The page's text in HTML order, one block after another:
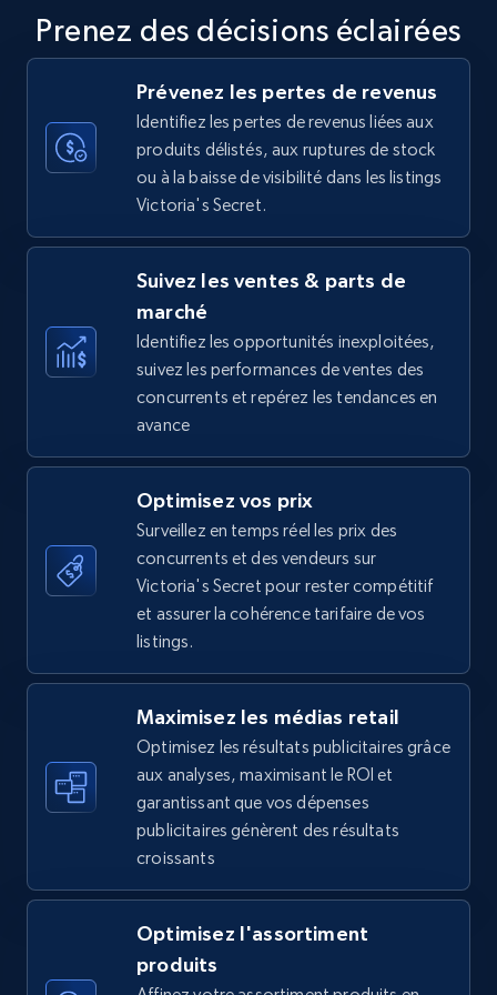
price, Currency, Availability, Reviews count, and
more.
35.3K+ 5.7K+ Commencer
rating object, Product rating max, Rating,
Author name, Asin, and more.
7.4K+ 870+ Commencer
URL, Final price, Sku, Currency, Gtin,
Specifications, Image urls, Top reviews, and
more.
875+ Commencer
Walmart - products - Find new products by
using specific category URL
URL, Final price, Sku, Currency, Gtin,
Specifications, Image urls, Top reviews, and
5.6K+ 875+ Commencer
Prenez des décisions éclairées
Prévenez les pertes de revenus
Identifiez les pertes de revenus liées aux
produits délistés, aux ruptures de stock
ou à la baisse de visibilité dans les listings
Victoria's Secret.
Suivez les ventes & parts de
marché
Identifiez les opportunités inexploitées,
suivez les performances de ventes des
concurrents et repérez les tendances en
avance
Optimisez vos prix
Surveillez en temps réel les prix des
concurrents et des vendeurs sur
Victoria's Secret pour rester compétitif
et assurer la cohérence tarifaire de vos
listings.
Maximisez les médias retail
Optimisez les résultats publicitaires grâce
aux analyses, maximisant le ROI et
garantissant que vos dépenses
publicitaires génèrent des résultats
croissants
Optimisez l'assortiment
produits